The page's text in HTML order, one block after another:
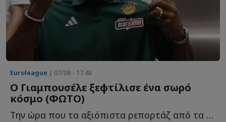
Euroleague | 07/08 - 17:43
Ο Γιαμπουσέλε ξεφτίλισε ένα σωρό
κόσμο (ΦΩΤΟ)
Την ώρα που τα αξιόπιστα ρεπορτάζ από τα εργομετρικ�...